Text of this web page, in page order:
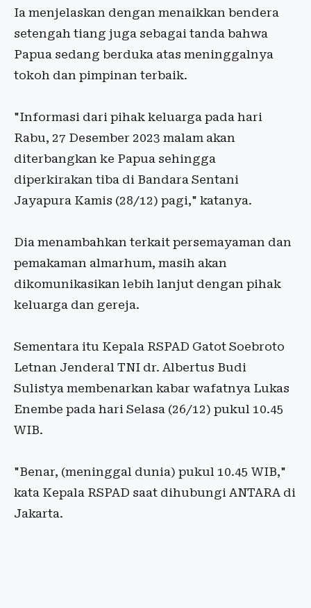
Ia menjelaskan dengan menaikkan bendera
setengah tiang juga sebagai tanda bahwa
Papua sedang berduka atas meninggalnya
tokoh dan pimpinan terbaik.
"Informasi dari pihak keluarga pada hari
Rabu, 27 Desember 2023 malam akan
diterbangkan ke Papua sehingga
diperkirakan tiba di Bandara Sentani
Jayapura Kamis (28/12) pagi," katanya.
Dia menambahkan terkait persemayaman dan
pemakaman almarhum, masih akan
dikomunikasikan lebih lanjut dengan pihak
keluarga dan gereja.
Sementara itu Kepala RSPAD Gatot Soebroto
Letnan Jenderal TNI dr. Albertus Budi
Sulistya membenarkan kabar wafatnya Lukas
Enembe pada hari Selasa (26/12) pukul 10.45
WIB.
"Benar, (meninggal dunia) pukul 10.45 WIB,"
kata Kepala RSPAD saat dihubungi ANTARA di
Jakarta.